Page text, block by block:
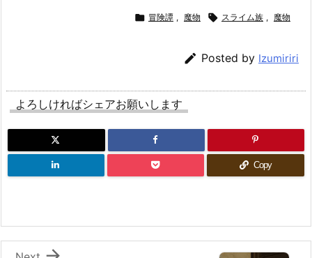
 冒険譚 , 魔物  スライム族 , 魔物
 Posted by Izumiriri
よろしければシェアお願いします
Copy